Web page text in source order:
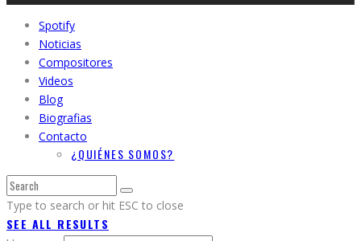
Spotify
Noticias
Compositores
Videos
Blog
Biografias
Contacto
¿QUIÉNES SOMOS?
Type to search or hit ESC to close
SEE ALL RESULTS